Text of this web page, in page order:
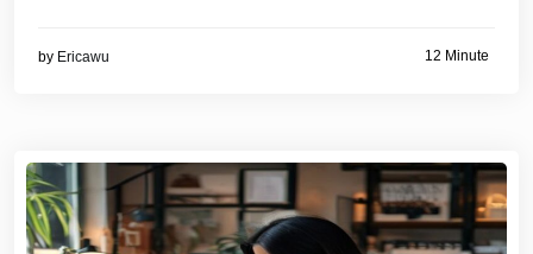
by Ericawu 12 Minute